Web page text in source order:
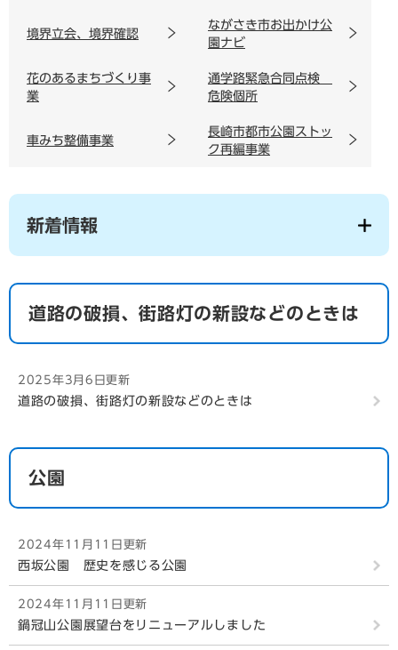
境界立会、境界確認
ながさき市お出かけ公
園ナビ
花のあるまちづくり事
業
通学路緊急合同点検
危険個所
車みち整備事業
長崎市都市公園ストッ
ク再編事業
新着情報
道路の破損、街路灯の新設などのときは
2025年3月6日更新
道路の破損、街路灯の新設などのときは
公園
2024年11月11日更新
西坂公園 歴史を感じる公園
2024年11月11日更新
鍋冠山公園展望台をリニューアルしました